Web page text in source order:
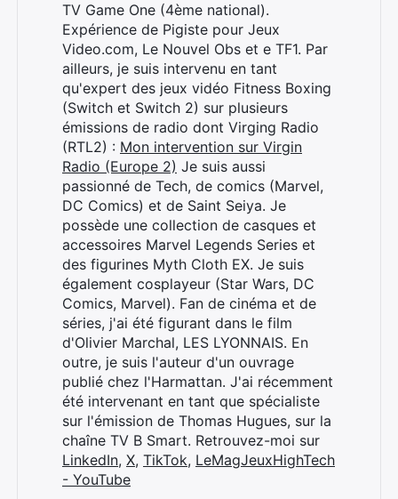
TV Game One (4ème national).
Expérience de Pigiste pour Jeux
Video.com, Le Nouvel Obs et e TF1. Par
ailleurs, je suis intervenu en tant
qu'expert des jeux vidéo Fitness Boxing
(Switch et Switch 2) sur plusieurs
émissions de radio dont Virging Radio
(RTL2) : Mon intervention sur Virgin
Radio (Europe 2) Je suis aussi
passionné de Tech, de comics (Marvel,
DC Comics) et de Saint Seiya. Je
possède une collection de casques et
accessoires Marvel Legends Series et
des figurines Myth Cloth EX. Je suis
également cosplayeur (Star Wars, DC
Comics, Marvel). Fan de cinéma et de
séries, j'ai été figurant dans le film
d'Olivier Marchal, LES LYONNAIS. En
outre, je suis l'auteur d'un ouvrage
publié chez l'Harmattan. J'ai récemment
été intervenant en tant que spécialiste
sur l'émission de Thomas Hugues, sur la
chaîne TV B Smart. Retrouvez-moi sur
LinkedIn, X, TikTok, LeMagJeuxHighTech
- YouTube